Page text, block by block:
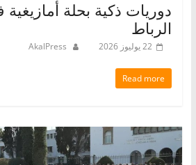
دوريات ذكية بحلة
الرباط
22 يوليوز 2026 AkalPress
Read more